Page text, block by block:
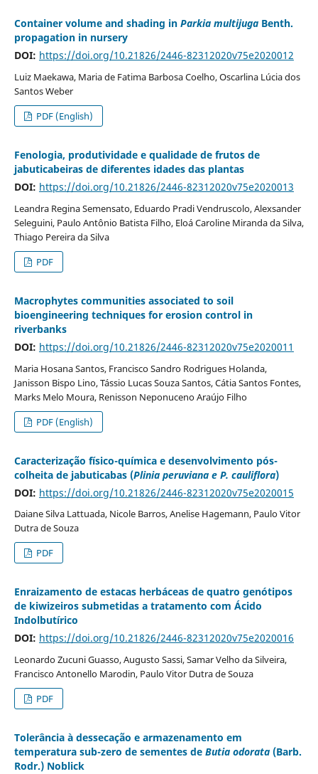
Container volume and shading in Parkia multijugaBenth.
propagation in nursery
DOI: https://doi.org/10.21826/2446-82312020v75e2020012
Luiz Maekawa, Maria de Fatima Barbosa Coelho, Oscarlina Lúcia dos
Santos Weber
PDF (English)
Fenologia, produtividade e qualidade de frutos de
jabuticabeiras de diferentes idades das plantas
DOI: https://doi.org/10.21826/2446-82312020v75e2020013
Leandra Regina Semensato, Eduardo Pradi Vendruscolo, Alexsander
Seleguini, Paulo Antônio Batista Filho, Eloá Caroline Miranda da Silva,
Thiago Pereira da Silva
PDF
Macrophytes communities associated to soil
bioengineering techniques for erosion control in
riverbanks
DOI: https://doi.org/10.21826/2446-82312020v75e2020011
Maria Hosana Santos, Francisco Sandro Rodrigues Holanda,
Janisson Bispo Lino, Tássio Lucas Souza Santos, Cátia Santos Fontes,
Marks Melo Moura, Renisson Neponuceno Araújo Filho
PDF (English)
Caracterização físico-química e desenvolvimento pós-
colheita de jabuticabas (Plinia peruviana e P. cauliflora)
DOI: https://doi.org/10.21826/2446-82312020v75e2020015
Daiane Silva Lattuada, Nicole Barros, Anelise Hagemann, Paulo Vitor
Dutra de Souza
PDF
Enraizamento de estacas herbáceas de quatro genótipos
de kiwizeiros submetidas a tratamento com Ácido
Indolbutírico
DOI: https://doi.org/10.21826/2446-82312020v75e2020016
Leonardo Zucuni Guasso, Augusto Sassi, Samar Velho da Silveira,
Francisco Antonello Marodin, Paulo Vitor Dutra de Souza
PDF
Tolerância à dessecação e armazenamento em
temperatura sub-zero de sementes de Butia odorata(Barb.
Rodr.) Noblick